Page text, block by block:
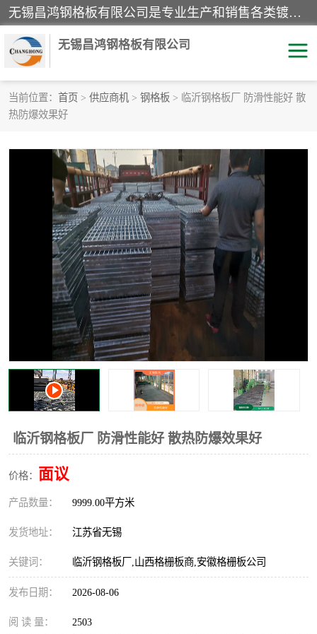
无锡昌鸿钢格板有限公司是专业生产和销售各类镀锌钢格板、镀锌钢格栅、不锈钢钢格及其相关产品的现代化企业。公司产品广泛运用于石油、化工、港口、电力、运输、造纸、医药、钢铁、食品、市政、房地产、制造业等各个领域。
无锡昌鸿钢格板有限公司
当前位置： 首页 > 供应商机 > 钢格板 > 临沂钢格板厂 防滑性能好 散
热防爆效果好
临沂钢格板厂 防滑性能好 散热防爆效果好
价格： 面议
产品数量： 9999.00平方米
发货地址： 江苏省无锡
关键词： 临沂钢格板厂,山西格栅板商,安徽格栅板公司
发布日期： 2026-08-06
阅 读 量： 2503
镀锌钢格板
踏步板 水沟盖板
钢格栅
齿形钢格板 钢格板
热镀锌钢格板 复合钢格板
钢格栅踏步板 插接钢格板
整流格栅